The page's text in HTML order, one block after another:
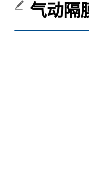
气动隔